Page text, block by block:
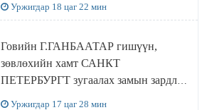
Уржигдар 18 цаг 22 мин
Говийн Г.ГАНБААТАР гишүүн,
зөвлөхийн хамт САНКТ
ПЕТЕРБУРГТ зугаалах замын зардлаа
Уржигдар 17 цаг 28 мин